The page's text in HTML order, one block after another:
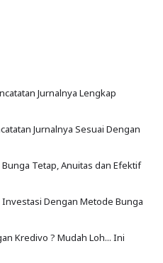
Jurnalnya Lengkap
Jurnalnya Sesuai Dengan
Tetap, Anuitas dan Efektif
Dengan Metode Bunga
Kredivo ? Mudah Loh... Ini